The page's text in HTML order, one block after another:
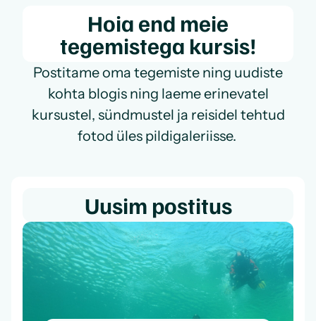
Hoia end meie
tegemistega kursis!
Postitame oma tegemiste ning uudiste
kohta blogis ning laeme erinevatel
kursustel, sündmustel ja reisidel tehtud
fotod üles pildigaleriisse.
Uusim postitus